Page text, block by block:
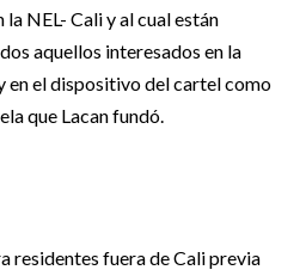
NEL- Cali y al cual están
aquellos interesados en la
el dispositivo del cartel como
que Lacan fundó.
residentes fuera de Cali previa